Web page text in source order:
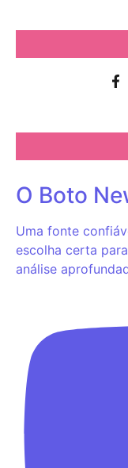
O Boto
Uma fonte
escolha certa
análise